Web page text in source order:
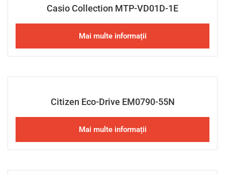
Casio Collection MTP-VD01D-1E
Mai multe informații
Citizen Eco-Drive EM0790-55N
Mai multe informații